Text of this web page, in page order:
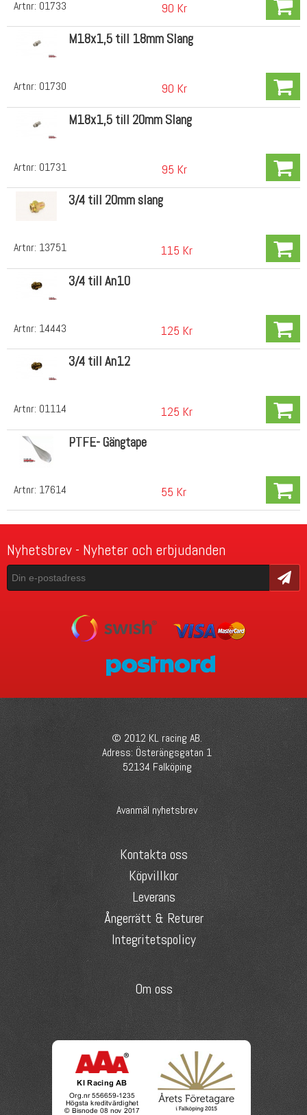
Artnr: 01733 90 Kr
Artnr: 01730
M18x1,5 till 18mm Slang
90 Kr
Artnr: 01731
M18x1,5 till 20mm Slang
95 Kr
Artnr: 13751
3/4 till 20mm slang
115 Kr
Artnr: 14443
3/4 till An10
125 Kr
Artnr: 01114
3/4 till An12
125 Kr
Artnr: 17614
PTFE- Gängtape
55 Kr
Nyhetsbrev - Nyheter och erbjudanden
Skicka
© 2012 KL racing AB.
Adress: Österängsgatan 1
52134 Falköping
Avanmäl nyhetsbrev
Kontakta oss
Köpvillkor
Leverans
Ångerrätt & Returer
Integritetspolicy
Om oss